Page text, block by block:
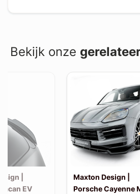
Bekijk onze
|
EV
Maxton Design |
Porsche Cayenne